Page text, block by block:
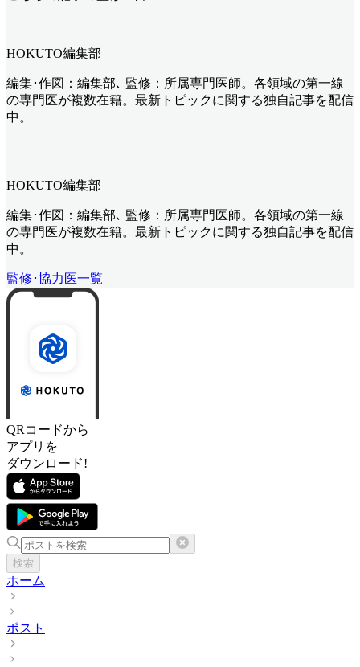
HOKUTO編集部
編集･作図：編集部､ 監修：所属専門医師。各領域の第一線
の専門医が複数在籍。最新トピックに関する独自記事を配信
中。
HOKUTO編集部
編集･作図：編集部､ 監修：所属専門医師。各領域の第一線
の専門医が複数在籍。最新トピックに関する独自記事を配信
中。
監修･協力医一覧
QRコードから
アプリを
ダウンロード!
検索
ホーム
ポスト